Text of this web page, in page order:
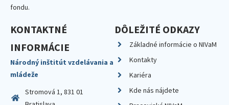
fondu.
KONTAKTNÉ
INFORMÁCIE
Národný inštitút vzdelávania a
mládeže
Stromová 1, 831 01
DÔLEŽITÉ ODKAZY
Základné informácie o NIVaM
Kontakty
Kariéra
Kde nás nájdete